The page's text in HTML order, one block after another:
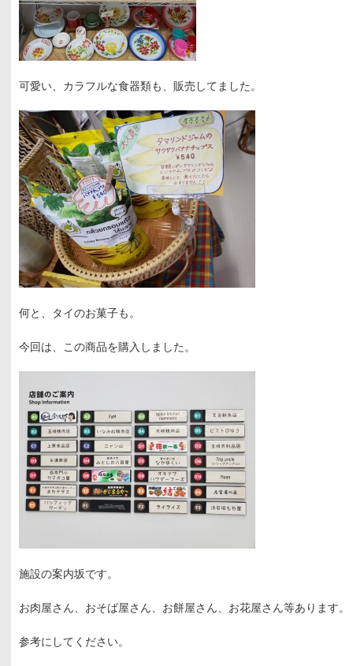
可愛い、カラフルな食器類も、販売してました。
何と、タイのお菓子も。
今回は、この商品を購入しました。
施設の案内坂です。
お肉屋さん、おそば屋さん、お餅屋さん、お花屋さん等あります。
参考にしてください。